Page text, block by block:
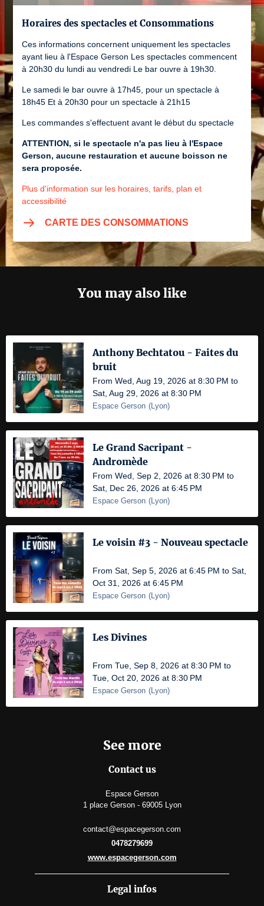
You may also like
Anthony Bechtatou - Faites du
bruit
From Wed, Aug 19, 2026 at 8:30 PM to
Sat, Aug 29, 2026 at 8:30 PM
Espace Gerson (Lyon)
Le Grand Sacripant -
Andromède
From Wed, Sep 2, 2026 at 8:30 PM to
Sat, Dec 26, 2026 at 6:45 PM
Espace Gerson (Lyon)
Le voisin #3 - Nouveau spectacle
From Sat, Sep 5, 2026 at 6:45 PM to Sat,
Oct 31, 2026 at 6:45 PM
Espace Gerson (Lyon)
Les Divines
From Tue, Sep 8, 2026 at 8:30 PM to
Tue, Oct 20, 2026 at 8:30 PM
Espace Gerson (Lyon)
Horaires des spectacles et Consommations
Ces informations concernent uniquement les spectacles
ayant lieu à l'Espace Gerson Les spectacles commencent
à 20h30 du lundi au vendredi Le bar ouvre à 19h30.
Le samedi le bar ouvre à 17h45, pour un spectacle à
18h45 Et à 20h30 pour un spectacle à 21h15
Les commandes s'effectuent avant le début du spectacle
ATTENTION, si le spectacle n'a pas lieu à l'Espace
Gerson, aucune restauration et aucune boisson ne
sera proposée.
Plus d'information sur les horaires, tarifs, plan et
accessibilité
CARTE DES CONSOMMATIONS
See more
Contact us
Espace Gerson
1 place Gerson - 69005 Lyon
contact@espacegerson.com
0478279699
www.espacegerson.com
Legal infos